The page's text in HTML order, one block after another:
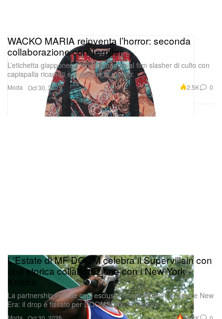
Moda
WACKO MARIA reinventa l’horror: seconda
collaborazione con Terrifier
L’etichetta giapponese rende omaggio al film slasher di culto con
capispalla ricamati e maglieria in mohair.
Oct 30, 2025 2.5K 0
L'Estate di MF DOOM celebra il Supervillain con
una storica collaborazione con i New York
La partnership include capi esclusivi firmati Mitchell & Ness e New
Era: il drop è fissato per DOOMSDAY, 31 ottobre.